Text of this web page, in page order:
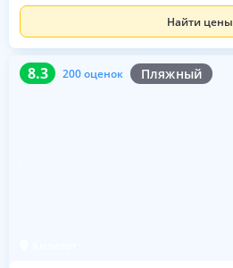
Найти цены
8.3 200 оценок Пляжный
8.3 200 оценок